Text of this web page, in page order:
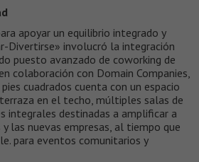
apoyar un equilibrio integrado y
Divertirse» involucró la integración
puesto avanzado de coworking de
colaboración con Domain Companies,
cuadrados cuenta con un espacio
en el techo, múltiples salas de
integrales destinadas a amplificar a
las nuevas empresas, al tiempo que
para eventos comunitarios y